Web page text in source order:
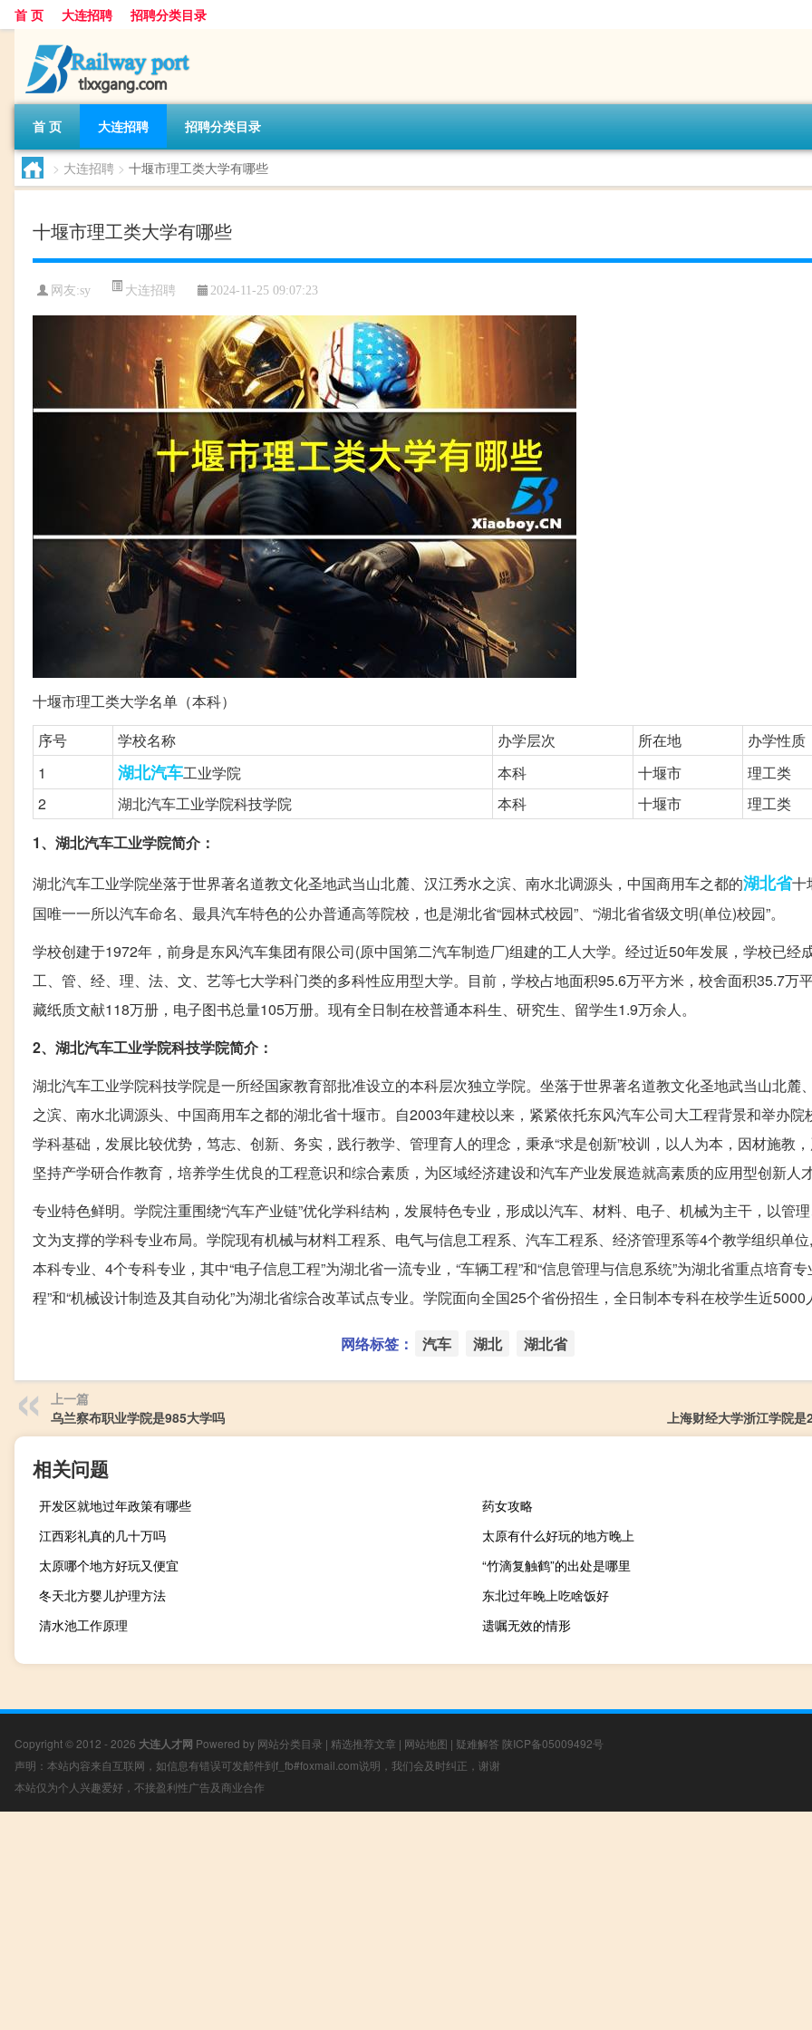
首 页 大连招聘 招聘分类目录
首 页 大连招聘 招聘分类目录
> 大连招聘 > 十堰市理工类大学有哪些
十堰市理工类大学有哪些
网友:sy 大连招聘 2024-11-25 09:07:23
十堰市理工类大学名单（本科）
序号
学校名称 办学层次 所在地
办学性质
1
湖北汽车工业学院 本科 十堰市
理工类
2
湖北汽车工业学院科技学院 本科 十堰市
理工类
1、湖北汽车工业学院简介：
湖北汽车工业学院坐落于世界著名道教文化圣地武当山北麓、汉江秀水之滨、南水北调源头，中国商用车之都的湖北省十
国唯一一所以汽车命名、最具汽车特色的公办普通高等院校，也是湖北省“园林式校园”、“湖北省省级文明(单位)校园”。
学校创建于1972年，前身是东风汽车集团有限公司(原中国第二汽车制造厂)组建的工人大学。经过近50年发展，学校已经
工、管、经、理、法、文、艺等七大学科门类的多科性应用型大学。目前，学校占地面积95.6万平方米，校舍面积35.7万
藏纸质文献118万册，电子图书总量105万册。现有全日制在校普通本科生、研究生、留学生1.9万余人。
2、湖北汽车工业学院科技学院简介：
湖北汽车工业学院科技学院是一所经国家教育部批准设立的本科层次独立学院。坐落于世界著名道教文化圣地武当山北麓
之滨、南水北调源头、中国商用车之都的湖北省十堰市。自2003年建校以来，紧紧依托东风汽车公司大工程背景和举办院
学科基础，发展比较优势，笃志、创新、务实，践行教学、管理育人的理念，秉承“求是创新”校训，以人为本，因材施教
坚持产学研合作教育，培养学生优良的工程意识和综合素质，为区域经济建设和汽车产业发展造就高素质的应用型创新人
专业特色鲜明。学院注重围绕“汽车产业链”优化学科结构，发展特色专业，形成以汽车、材料、电子、机械为主干，以管
文为支撑的学科专业布局。学院现有机械与材料工程系、电气与信息工程系、汽车工程系、经济管理系等4个教学组织单
本科专业、4个专科专业，其中“电子信息工程”为湖北省一流专业，“车辆工程”和“信息管理与信息系统”为湖北省重点培育专
程”和“机械设计制造及其自动化”为湖北省综合改革试点专业。学院面向全国25个省份招生，全日制本专科在校学生近5000
网络标签： 汽车 湖北 湖北省
上一篇
乌兰察布职业学院是985大学吗
上海财经大学浙江学院是
相关问题
开发区就地过年政策有哪些
药女攻略
江西彩礼真的几十万吗
太原有什么好玩的地方晚上
太原哪个地方好玩又便宜
“竹滴复触鹤”的出处是哪里
冬天北方婴儿护理方法
东北过年晚上吃啥饭好
清水池工作原理
遗嘱无效的情形
Copyright © 2012 - 2026 大连人才网 Powered by 网站分类目录 | 精选推荐文章 | 网站地图 | 疑难解答 陕ICP备05009492号
声明：本站内容来自互联网，如信息有错误可发邮件到f_fb#foxmail.com说明，我们会及时纠正，谢谢
本站仅为个人兴趣爱好，不接盈利性广告及商业合作